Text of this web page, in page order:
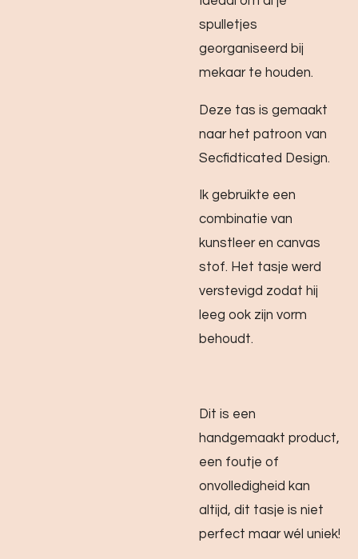
spulletjes
georganiseerd bij
mekaar te houden.
Deze tas is gemaakt
naar het patroon van
Secfidticated Design.
Ik gebruikte een
combinatie van
kunstleer en canvas
stof. Het tasje werd
verstevigd zodat hij
leeg ook zijn vorm
behoudt.
Dit is een
handgemaakt product,
een foutje of
onvolledigheid kan
altijd, dit tasje is niet
perfect maar wél uniek!